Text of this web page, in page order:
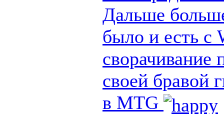
Дальше
было и есть с
сворачивание
своей бравой
в MTG